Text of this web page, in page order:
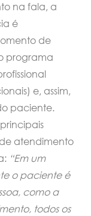
na fala, a
é
de
programa
e, assim,
paciente.
atendimento
“Em um
o paciente é
como a
todos os